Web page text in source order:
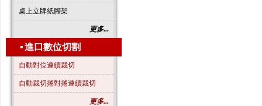
桌上立牌紙腳架
更多...
▪進口數位切割
自動對位連續裁切
自動裁切捲對捲連續裁切
更多...